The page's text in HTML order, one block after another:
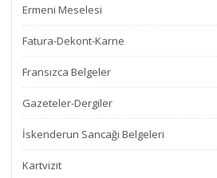
Ermeni Meselesi
Fatura-Dekont-Karne
Fransızca Belgeler
Gazeteler-Dergiler
İskenderun Sancağı Belgeleri
Kartvizit